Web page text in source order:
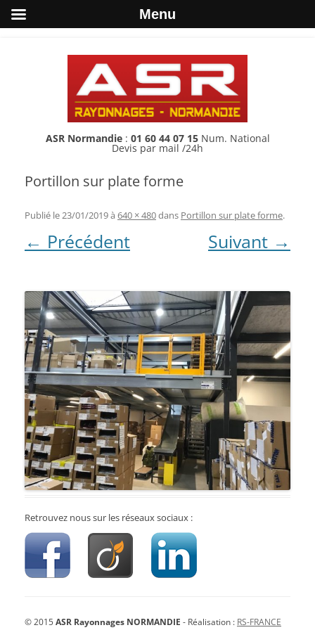
ASR Normandie: 01 60 44 07 15Num. National
Devis par mail /24h
Portillon sur plate forme
Publié le23/01/2019à 640 × 480dans Portillon sur plate forme.
← Précédent Suivant →
Retrouvez nous sur les réseaux sociaux :
© 2015ASR Rayonnages NORMANDIE - Réalisation : RS-FRANCE
Menu